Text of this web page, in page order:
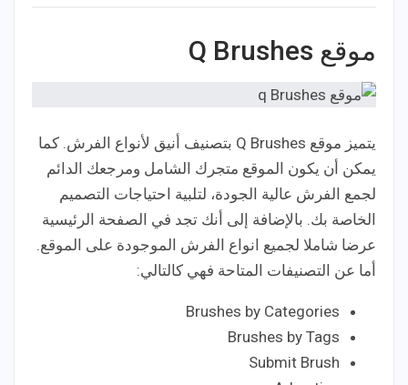
موقع Q Brushes
يتميز موقع Q Brushes بتصنيف أنيق لأنواع الفرش. كما
يمكن أن يكون الموقع متجرك الشامل ومرجعك الدائم
لجمع الفرش عالية الجودة، لتلبية احتياجات التصميم
الخاصة بك. بالإضافة إلى أنك تجد في الصفحة الرئيسية
عرضا شاملا لجميع انواع الفرش الموجودة على الموقع.
أما عن التصنيفات المتاحة فهي كالتالي:
Brushes by Categories
Brushes by Tags
Submit Brush